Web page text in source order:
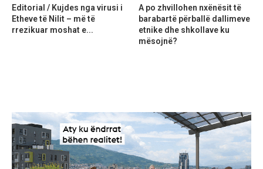
Editorial / Kujdes nga virusi i
Etheve të Nilit – më të
rrezikuar moshat e...
A po zhvillohen nxënësit të
barabartë përballë dallimeve
etnike dhe shkollave ku
mësojnë?